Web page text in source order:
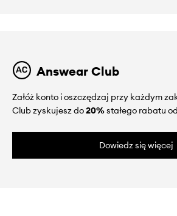
Answear Club
Załóż konto i oszczędzaj przy każdym
Club zyskujesz do20%stałego rabatu
Dowiedz się więcej